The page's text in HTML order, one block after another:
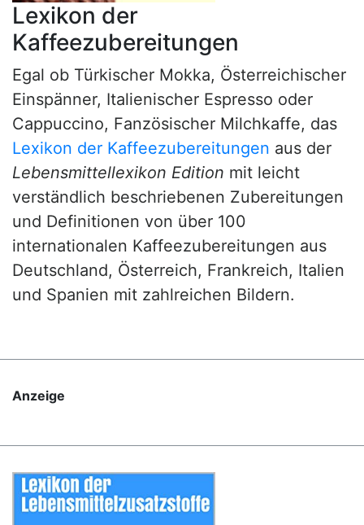
Lexikon der
Kaffeezubereitungen
Egal ob Türkischer Mokka, Österreichischer
Einspänner, Italienischer Espresso oder
Cappuccino, Fanzösischer Milchkaffe, das
Lexikon der Kaffeezubereitungen aus der
Lebensmittellexikon Edition mit leicht
verständlich beschriebenen Zubereitungen
und Definitionen von über 100
internationalen Kaffeezubereitungen aus
Deutschland, Österreich, Frankreich, Italien
und Spanien mit zahlreichen Bildern.
Anzeige